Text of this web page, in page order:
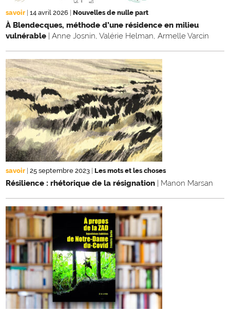
savoir 14 avril 2026 Nouvelles de nulle part
À Blendecques, méthode d’une résidence en milieu
vulnérable | Anne Josnin, Valérie Helman, Armelle Varcin
savoir 25 septembre 2023 Les mots et les choses
Résilience : rhétorique de la résignation | Manon Marsan